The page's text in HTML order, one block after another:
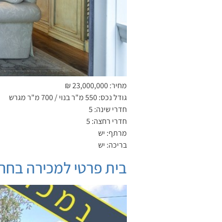
מחיר: 23,000,000 ₪
גודל נכס: 550 מ"ר בנוי / 700 מ"ר מגרש
חדרי שינה: 5
חדרי רחצה: 5
מרתף: יש
בריכה: יש
בית פרטי למכירה